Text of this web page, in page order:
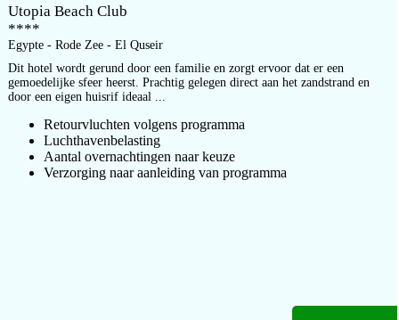
Utopia Beach Club
****
Egypte - Rode Zee - El Quseir
Dit hotel wordt gerund door een familie en zorgt ervoor dat er een
gemoedelijke sfeer heerst. Prachtig gelegen direct aan het zandstrand en
door een eigen huisrif ideaal ...
Retourvluchten volgens programma
Luchthavenbelasting
Aantal overnachtingen naar keuze
Verzorging naar aanleiding van programma